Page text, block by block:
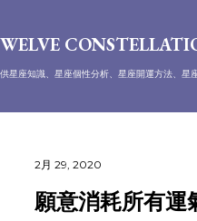
星座知識、星座個性分析、星座開運方法、星
2月 29, 2020
願意消耗所有運